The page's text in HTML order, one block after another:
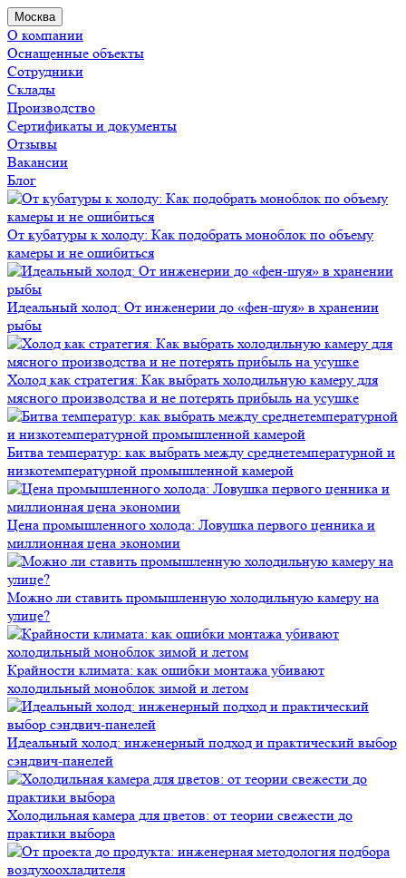
Москва
О компании
Оснащенные объекты
Сотрудники
Склады
Производство
Сертификаты и документы
Отзывы
Вакансии
Блог
От кубатуры к холоду: Как подобрать моноблок по объему
камеры и не ошибиться
Идеальный холод: От инженерии до «фен-шуя» в хранении
рыбы
Холод как стратегия: Как выбрать холодильную камеру для
мясного производства и не потерять прибыль на усушке
Битва температур: как выбрать между среднетемпературной и
низкотемпературной промышленной камерой
Цена промышленного холода: Ловушка первого ценника и
миллионная цена экономии
Можно ли ставить промышленную холодильную камеру на
улице?
Крайности климата: как ошибки монтажа убивают
холодильный моноблок зимой и летом
Идеальный холод: инженерный подход и практический выбор
сэндвич-панелей
Холодильная камера для цветов: от теории свежести до
практики выбора